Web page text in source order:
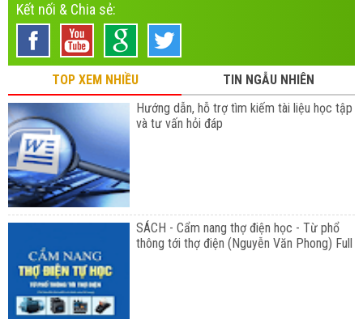
Kết nối & Chia sẻ:
TOP XEM NHIỀU
TIN NGẪU NHIÊN
Hướng dẫn, hỗ trợ tìm kiếm tài liệu học tập
và tư vấn hỏi đáp
SÁCH - Cẩm nang thợ điện học - Từ phổ
thông tới thợ điện (Nguyễn Văn Phong) Full